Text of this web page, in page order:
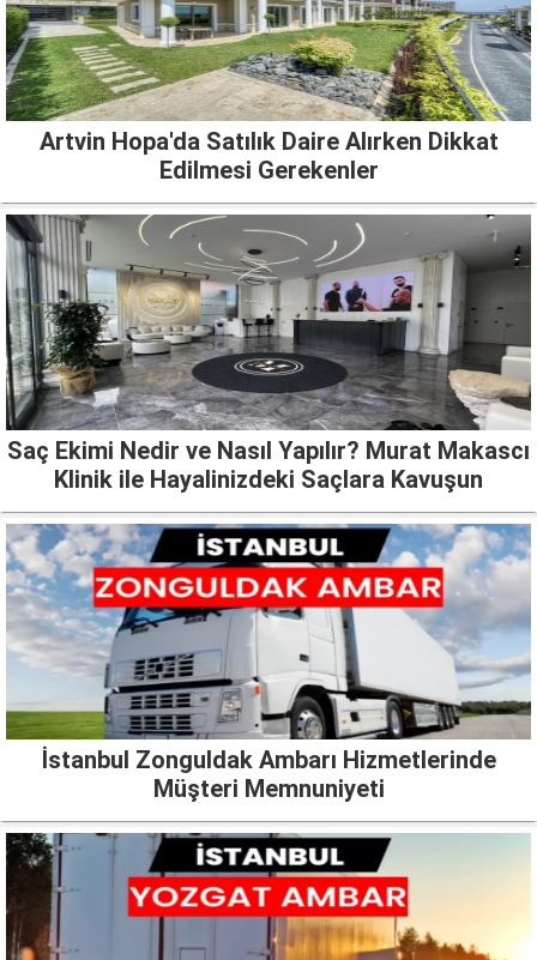
Artvin Hopa'da Satılık Daire Alırken Dikkat
Edilmesi Gerekenler
Saç Ekimi Nedir ve Nasıl Yapılır? Murat Makascı
Klinik ile Hayalinizdeki Saçlara Kavuşun
İstanbul Zonguldak Ambarı Hizmetlerinde
Müşteri Memnuniyeti